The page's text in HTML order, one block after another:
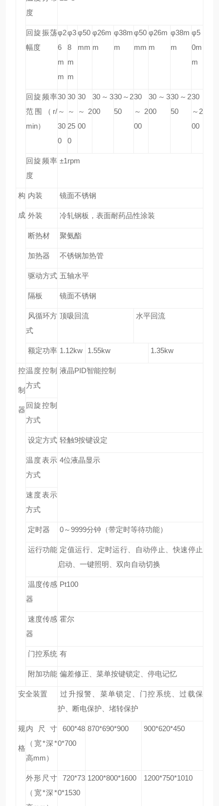
度
回旋振荡
幅度
φ2
6
m
m
φ3
8
m
m
φ50
mm
φ26m
m
φ38m
m
φ50
mm
φ26m
m
φ38m
m
φ5
0m
m
回旋频率
范围（r/
min）
30
～
30
0
30
～
25
0
30
～2
00
30 ～3
00
30 ～2
50
30
～2
00
30 ～3
00
30 ～2
50
30
～2
00
回旋频率
度
±1rpm
构
成
内装 镜面不锈钢
外装 冷轧钢板，表面耐药品性涂装
断热材 聚氨酯
加热器 不锈钢加热管
驱动方式 五轴水平
隔板 镜面不锈钢
风循环方
式
顶吸回流 水平回流
额定功率 1.12kw 1.55kw 1.35kw
控
制
器
温度控制
方式
液晶PID智能控制
回旋控制
方式
设定方式 轻触9按键设定
温度表示
方式
4位液晶显示
速度表示
方式
定时器 0～9999分钟（带定时等待功能）
运行功能 定值运行、定时运行、自动停止、快速停止
启动、一键照明、双向自动切换
温度传感
器
Pt100
速度传感
器
霍尔
门控系统 有
附加功能 偏差修正、菜单按键锁定、停电记忆
安全装置
过升报警、菜单锁定、门控系统、过载保
护、断电保护、堵转保护
规
格
内尺寸
（宽*深*
高mm）
600*48
0*700
870*690*900 900*620*450
外形尺寸
（宽*深*
720*73
0*1530
1200*800*1600 1200*750*1010